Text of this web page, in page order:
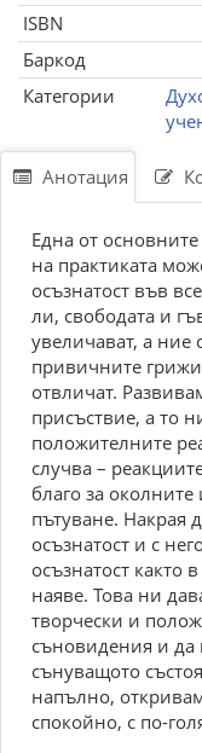
ISBN
Баркод
Категории
Анотация
Една от
на практиката
осъзнатост във
ли, свободата и
увеличават, а ние
привичните
отвличат.
присъствие, а то
положителните
случва –
благо за
пътуване. Накрая
осъзнатост и с
осъзнатост както
наяве. Това ни
творчески и
съновидения и
сънуващото
напълно,
спокойно, с по-